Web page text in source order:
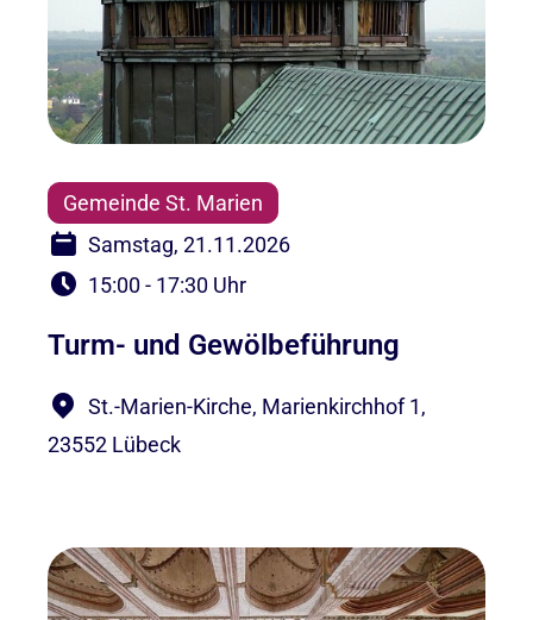
Gemeinde St. Marien
Samstag, 21.11.2026
15:00 - 17:30 Uhr
Turm- und Gewölbeführung
St.-Marien-Kirche, Marienkirchhof 1,
23552 Lübeck